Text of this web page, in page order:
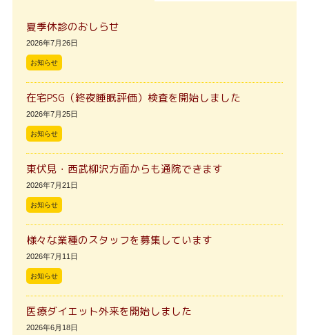
夏季休診のおしらせ
2026年7月26日
お知らせ
在宅PSG（終夜睡眠評価）検査を開始しました
2026年7月25日
お知らせ
東伏見・西武柳沢方面からも通院できます
2026年7月21日
お知らせ
様々な業種のスタッフを募集しています
2026年7月11日
お知らせ
医療ダイエット外来を開始しました
2026年6月18日